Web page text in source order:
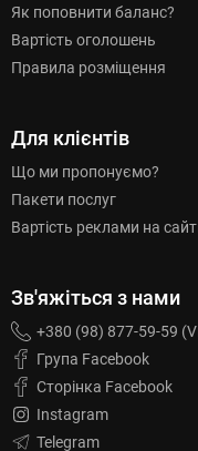
Як поповнити баланс?
Вартість оголошень
Правила розміщення
Для клієнтів
Що ми пропонуємо?
Пакети послуг
Вартість реклами на
Зв'яжіться з нами
+380 (98) 877-59-59
Група Facebook
Сторінка Facebook
Instagram
Telegram